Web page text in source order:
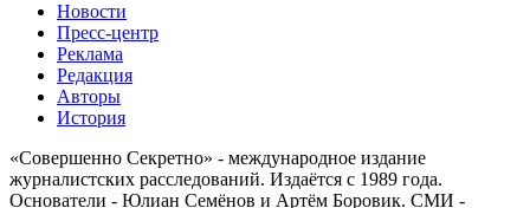
Новости
Пресс-центр
Реклама
Редакция
Авторы
История
«Совершенно Секретно» - международное издание
журналистских расследований. Издаётся с 1989 года.
Основатели - Юлиан Семёнов и Артём Боровик. CМИ -